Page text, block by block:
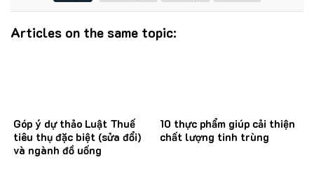
Articles on the same topic:
Góp ý dự thảo Luật Thuế
tiêu thụ đặc biệt (sửa đổi)
và ngành đồ uống
10 thực phẩm giúp cải thiện
chất lượng tinh trùng